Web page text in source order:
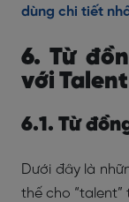
dùng chi tiết
6. Từ
với Talent
6.1. Từ
Dưới đây là
thế cho